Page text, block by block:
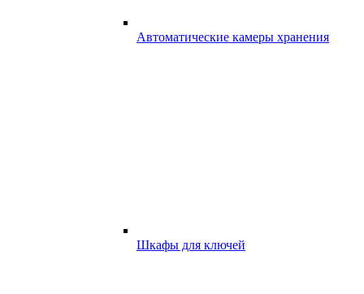
Автоматические камеры хранения
Шкафы для ключей